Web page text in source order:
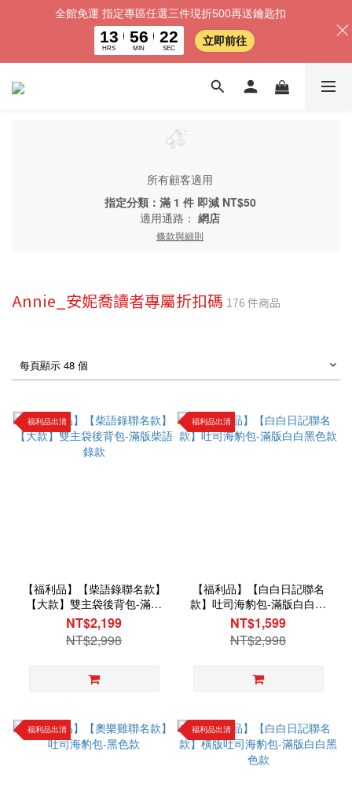
所有顧客適用
指定分類：滿 1 件 即減 NT$50
適用通路： 網店
條款與細則
Annie_安妮喬讀者專屬折扣碼 176 件商品
每頁顯示 48 個
福利品出清
【福利品】【柴語錄聯名款】
【大款】雙主袋後背包-滿版
柴語錄款
NT$2,199
NT$2,998
福利品出清
【福利品】【白白日記聯名
款】吐司海豹包-滿版白白黑
色款
NT$1,599
NT$2,998
福利品出清 福利品出清
全館免運 指定專區任選三件現折500再送鑰匙扣
13
HRS
56
MIN
21
SEC
立即前往